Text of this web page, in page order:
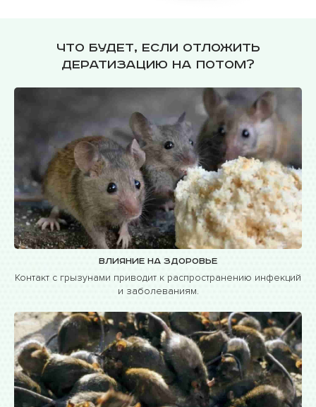
Что будет, если отложить
дератизацию на потом?
Влияние на здоровье
Контакт с грызунами приводит к распространению инфекций
и заболеваниям.